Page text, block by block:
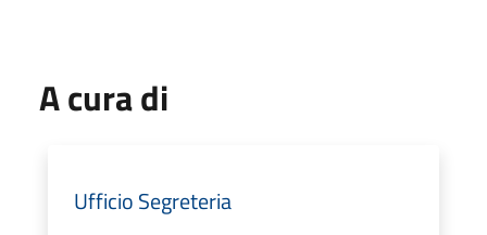
A cura di
Ufficio Segreteria